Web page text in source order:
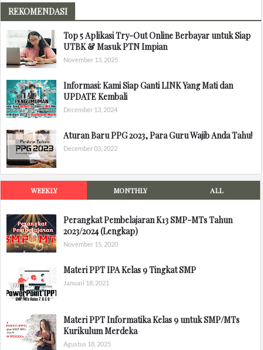
REKOMENDASI
Top 5 Aplikasi Try-Out Online Berbayar untuk Siap
UTBK & Masuk PTN Impian
November 13, 2025
Informasi: Kami Siap Ganti LINK Yang Mati dan
UPDATE Kembali
December 13, 2024
Aturan Baru PPG 2023, Para Guru Wajib Anda Tahu!
December 03, 2022
WEEKLY MONTHLY ALL
Perangkat Pembelajaran K13 SMP-MTs Tahun
2023/2024 (Lengkap)
November 15, 2020
Materi PPT IPA Kelas 9 Tingkat SMP
Januari 18, 2021
Materi PPT Informatika Kelas 9 untuk SMP/MTs
Kurikulum Merdeka
Agustus 18, 2025